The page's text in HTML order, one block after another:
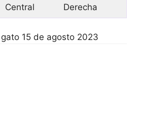
Central
Derecha
15 de agosto 2023